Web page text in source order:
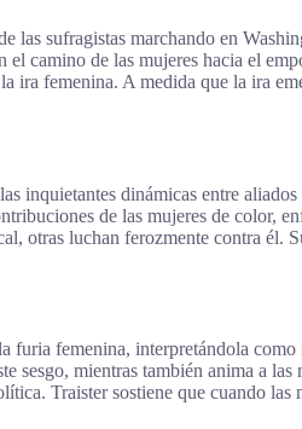
sufragistas marchando en
camino de las mujeres hacia el
ira femenina. A medida que la ira
inquietantes dinámicas entre
de las mujeres de color,
otras luchan ferozmente contra él.
furia femenina, interpretándola
sesgo, mientras también anima a las
Traister sostiene que cuando